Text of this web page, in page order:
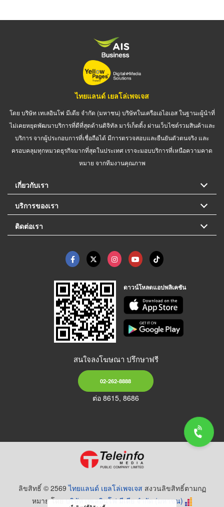
ไทยแลนด์ เยลโล่เพจเจส
โดย บริษัท เทเลอินโฟ มีเดีย จำกัด (มหาชน) บริษัทในเครือเอไอเอส ในฐานะผู้นำที่
ไม่เคยหยุดพัฒนาบริการที่ดีที่สุดด้านดิจิทัล มาร์เก็ตติ้ง ผ่านเว็บไซต์รวมสินค้าและ
บริการ จากผู้ประกอบการที่เชื่อถือได้ มีการตรวจสอบและยืนยันตัวตนจริง และ
ครอบคลุมทุกหมวดธุรกิจมากที่สุดในประเทศ เราจะมอบบริการที่เหนือความคาด
หมาย จากทีมงานคุณภาพ
เกี่ยวกับเรา
บริการของเรา
ติดต่อเรา
ดาวน์โหลดแอปพลิเคชัน
สนใจลงโฆษณา ปรึกษาฟรี
02-262-8888
ต่อ 8615, 8686
ลิขสิทธิ์ © 2569ไทยแลนด์ เยลโล่เพจเจส สงวนลิขสิทธิ์ตามกฏ
หมาย โดยบริษัท เทเลอินโฟ มีเดีย จำกัด (มหาชน)